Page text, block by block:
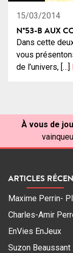
15/03/2014
N°53-B AUX
Dans cette
vous
de l’univers, […]
À vous de
ARTICLES
Maxime Perrin-
Charles-Amir
EnVies EnJeux
Suzon